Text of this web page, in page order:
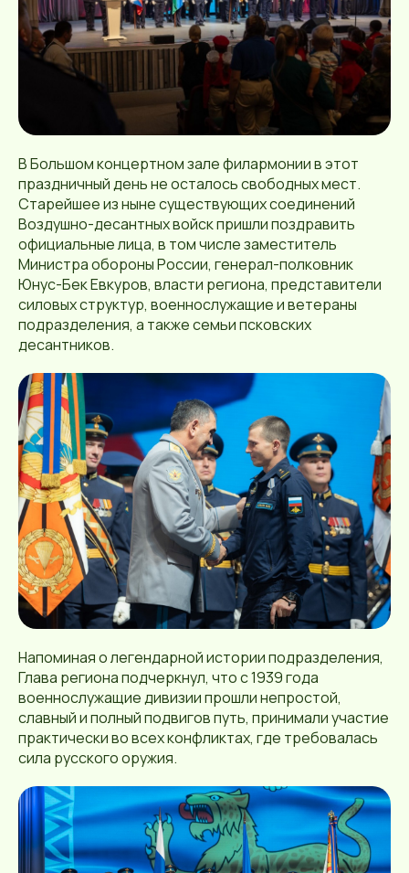
В Большом концертном зале филармонии в этот
праздничный день не осталось свободных мест.
Старейшее из ныне существующих соединений
Воздушно-десантных войск пришли поздравить
официальные лица, в том числе заместитель
Министра обороны России, генерал-полковник
Юнус-Бек Евкуров, власти региона, представители
силовых структур, военнослужащие и ветераны
подразделения, а также семьи псковских
десантников.
Напоминая о легендарной истории подразделения,
Глава региона подчеркнул, что с 1939 года
военнослужащие дивизии прошли непростой,
славный и полный подвигов путь, принимали участие
практически во всех конфликтах, где требовалась
сила русского оружия.